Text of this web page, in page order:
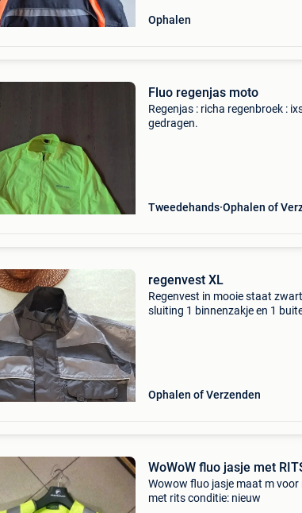
Ophalen
Fluo regenjas moto
Regenjas : richa regenbroek :
gedragen.
Tweedehands Ophalen of
regenvest XL
Regenvest in mooie staat
sluiting 1 binnenzakje en 1
Ophalen of Verzenden
WoWoW fluo jasje met
Wowow fluo jasje maat m
met rits conditie: nieuw